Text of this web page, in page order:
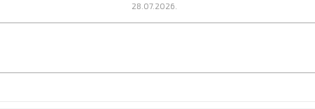
28.07.2026.